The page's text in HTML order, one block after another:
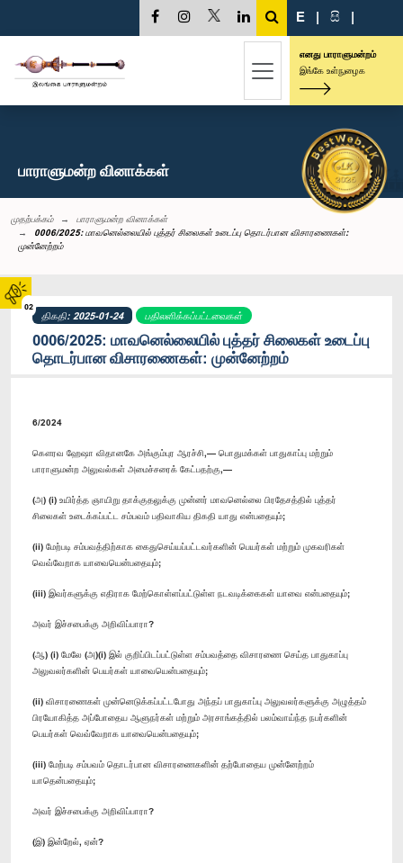
02
E | සි |
எனது பாராளுமன்றம்
இங்கே உள்நுழைக
பாராளுமன்ற வினாக்கள்
முதற்பக்கம்
பாராளுமன்ற வினாக்கள்
0006/2025: மாவனெல்லையில் புத்தர் சிலைகள் உடைப்பு தொடர்பான விசாரணைகள்:
முன்னேற்றம்
திகதி: 2025-01-24 பதிலளிக்கப்பட்டவைகள்
0006/2025: மாவனெல்லையில் புத்தர் சிலைகள் உடைப்பு
தொடர்பான விசாரணைகள்: முன்னேற்றம்
6/2024
கௌரவ ஹேஷா விதானகே அங்கும்புர ஆரச்சி,— பொதுமக்கள் பாதுகாப்பு மற்றும்
பாராளுமன்ற அலுவல்கள் அமைச்சரைக் கேட்பதற்கு,—
(அ) (i) உயிர்த்த ஞாயிறு தாக்குதலுக்கு முன்னர் மாவனெல்லை பிரதேசத்தில் புத்தர்
சிலைகள் உடைக்கப்பட்ட சம்பவம் பதிவாகிய திகதி யாது என்பதையும்;
(ii) மேற்படி சம்பவத்திற்காக கைதுசெய்யப்பட்டவர்களின் பெயர்கள் மற்றும் முகவரிகள்
வெவ்வேறாக யாவையென்பதையும்;
(iii) இவர்களுக்கு எதிராக மேற்கொள்ளப்பட்டுள்ள நடவடிக்கைகள் யாவை என்பதையும்;
அவர் இச்சபைக்கு அறிவிப்பாரா?
(ஆ) (i) மேலே (அ)(i) இல் குறிப்பிடப்பட்டுள்ள சம்பவத்தை விசாரணை செய்த பாதுகாப்பு
அலுவலர்களின் பெயர்கள் யாவையென்பதையும்;
(ii) விசாரணைகள் முன்னெடுக்கப்பட்டபோது அந்தப் பாதுகாப்பு அலுவலர்களுக்கு அழுத்தம்
பிரயோகித்த அப்போதைய ஆளுநர்கள் மற்றும் அரசாங்கத்தில் பலம்வாய்ந்த நபர்களின்
பெயர்கள் வெவ்வேறாக யாவையென்பதையும்;
(iii) மேற்படி சம்பவம் தொடர்பான விசாரணைகளின் தற்போதைய முன்னேற்றம்
யாதென்பதையும்;
அவர் இச்சபைக்கு அறிவிப்பாரா?
(இ) இன்றேல், ஏன்?